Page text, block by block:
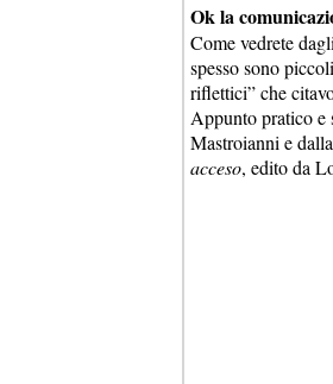
Ok la
Come vedrete
spesso sono
riflettici” che
Appunto pratico e
Mastroianni e
acceso, edito da